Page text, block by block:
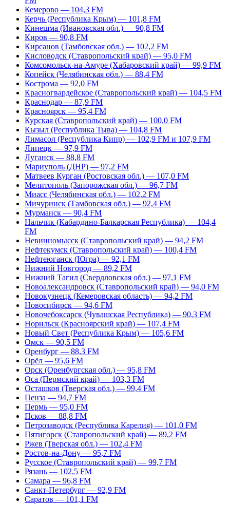
Кемерово — 104,3 FM
Керчь (Республика Крым) — 101,8 FM
Кинешма (Ивановская обл.) — 90,8 FM
Киров — 90,8 FM
Кирсанов (Тамбовская обл.) — 102,2 FM
Кисловодск (Ставропольский край) — 95,0 FM
Комсомольск-на-Амуре (Хабаровский край) — 99,9 FM
Копейск (Челябинская обл.) — 88,4 FM
Кострома — 92,0 FM
Красногвардейское (Ставропольский край) — 104,5 FM
Краснодар — 87,9 FM
Красноярск — 95,4 FM
Курская (Ставропольский край) — 100,0 FM
Кызыл (Республика Тыва) — 104,8 FM
Лимасол (Республика Кипр) — 102,9 FM и 107,9 FM
Липецк — 97,9 FM
Луганск — 88,8 FM
Мариуполь (ДНР) — 97,2 FM
Матвеев Курган (Ростовская обл.) — 107,0 FM
Мелитополь (Запорожская обл.) — 96,7 FM
Миасс (Челябинская обл.) — 102,2 FM
Мичуринск (Тамбовская обл.) — 92,4 FM
Мурманск — 90,4 FM
Нальчик (Кабардино-Балкарская Республика) — 104,4
FM
Невинномысск (Ставропольский край) — 94,2 FM
Нефтекумск (Ставропольский край) — 100,4 FM
Нефтеюганск (Югра) — 92,1 FM
Нижний Новгород — 89,2 FM
Нижний Тагил (Свердловская обл.) — 97,1 FM
Новоалександровск (Ставропольский край) — 94,0 FM
Новокузнецк (Кемеровская область) — 94,2 FM
Новосибирск — 94,6 FM
Новочебоксарск (Чувашская Республика) — 90,3 FM
Норильск (Красноярский край) — 107,4 FM
Новый Свет (Республика Крым) — 105,6 FM
Омск — 90,5 FM
Оренбург — 88,3 FM
Орёл — 95,6 FM
Орск (Оренбургская обл.) — 95,8 FM
Оса (Пермский край) — 103,3 FM
Осташков (Тверская обл.) — 99,4 FM
Пенза — 94,7 FM
Пермь — 95,0 FM
Псков — 88,8 FM
Петрозаводск (Республика Карелия) — 101,0 FM
Пятигорск (Ставропольский край) — 89,2 FM
Ржев (Тверская обл.) — 102,4 FM
Ростов-на-Дону — 95,7 FM
Русское (Ставропольский край) — 99,7 FM
Рязань — 102,5 FM
Самара — 96,8 FM
Санкт-Петербург — 92,9 FM
Саратов — 101,1 FM